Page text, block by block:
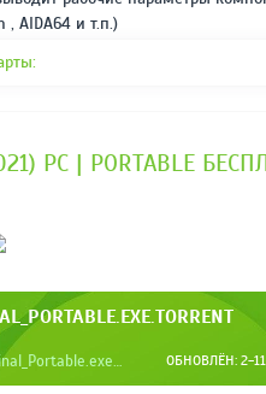
, AIDA64 и т.п.)
PC | PORTABLE
ОБНОВЛЁН: 2-
Название файла: OCCT_9.1.4_Final_Portable.exe.torrent
1.03 ГБ
297 МБ